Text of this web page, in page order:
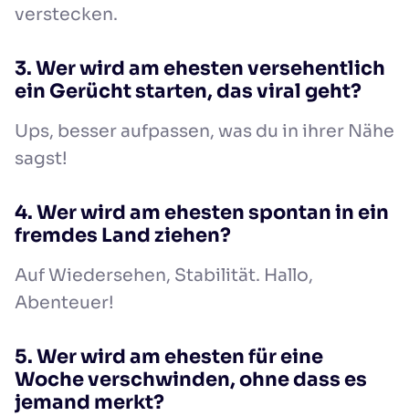
verstecken.
3. Wer wird am ehesten versehentlich
ein Gerücht starten, das viral geht?
Ups, besser aufpassen, was du in ihrer Nähe
sagst!
4. Wer wird am ehesten spontan in ein
fremdes Land ziehen?
Auf Wiedersehen, Stabilität. Hallo,
Abenteuer!
5. Wer wird am ehesten für eine
Woche verschwinden, ohne dass es
jemand merkt?